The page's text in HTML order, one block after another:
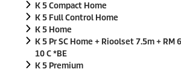
K 5 Compact Home
K 5 Full Control Home
K 5 Home
K 5 Pr SC Home + Rioolset 7.5m + RM
10 C *BE
K 5 Premium